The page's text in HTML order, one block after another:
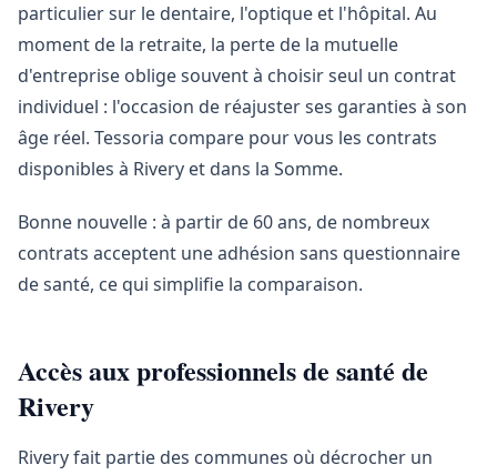
particulier sur le dentaire, l'optique et l'hôpital. Au
moment de la retraite, la perte de la mutuelle
d'entreprise oblige souvent à choisir seul un contrat
individuel : l'occasion de réajuster ses garanties à son
âge réel. Tessoria compare pour vous les contrats
disponibles à Rivery et dans la Somme.
Bonne nouvelle : à partir de 60 ans, de nombreux
contrats acceptent une adhésion sans questionnaire
de santé, ce qui simplifie la comparaison.
Accès aux professionnels de santé de
Rivery
Rivery fait partie des communes où décrocher un